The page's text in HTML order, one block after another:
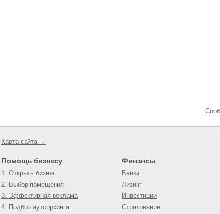
Карта сайта →
Помощь бизнесу
1. Открыть бизнес
2. Выбор помещения
3. Эффективная реклама
4. Подбор аутсорсинга
Финансы
Банки
Лизинг
Инвестиции
Страхование